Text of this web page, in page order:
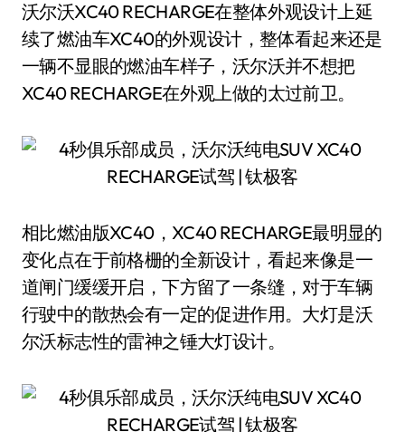
沃尔沃XC40 RECHARGE在整体外观设计上延
续了燃油车XC40的外观设计，整体看起来还是
一辆不显眼的燃油车样子，沃尔沃并不想把
XC40 RECHARGE在外观上做的太过前卫。
相比燃油版XC40，XC40 RECHARGE最明显的
变化点在于前格栅的全新设计，看起来像是一
道闸门缓缓开启，下方留了一条缝，对于车辆
行驶中的散热会有一定的促进作用。大灯是沃
尔沃标志性的雷神之锤大灯设计。